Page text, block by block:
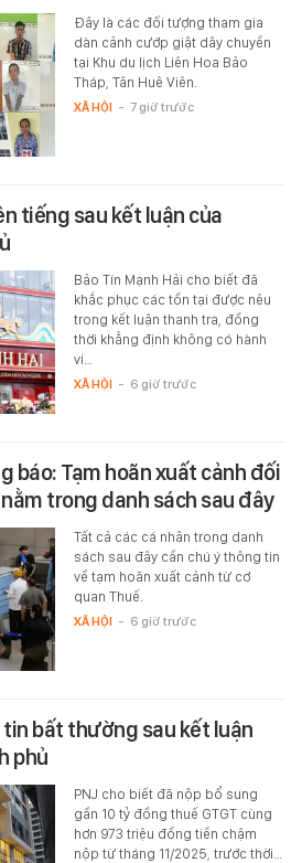
Đây là các đối tượng tham gia
dàn cảnh cướp giật dây chuyền
tại Khu du lịch Liên Hoa Bảo
Tháp, Tân Huê Viên.
XÃ HỘI - 7 giờ trước
tiếng sau kết luận của
Bảo Tín Mạnh Hải cho biết đã
khắc phục các tồn tại được nêu
trong kết luận thanh tra, đồng
thời khẳng định không có hành
vi…
XÃ HỘI - 6 giờ trước
báo: Tạm hoãn xuất cảnh đối
trong danh sách sau đây
Tất cả các cá nhân trong danh
sách sau đây cần chú ý thông tin
về tạm hoãn xuất cảnh từ cơ
quan Thuế.
XÃ HỘI - 6 giờ trước
tin bất thường sau kết luận
phủ
PNJ cho biết đã nộp bổ sung
gần 10 tỷ đồng thuế GTGT cùng
hơn 973 triệu đồng tiền chậm
nộp từ tháng 11/2025, trước thời…